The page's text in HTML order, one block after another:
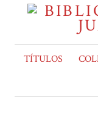
TÍTULOS